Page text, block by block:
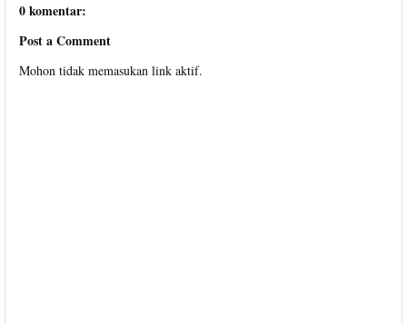
0 komentar:
Post a Comment
Mohon tidak memasukan link aktif.